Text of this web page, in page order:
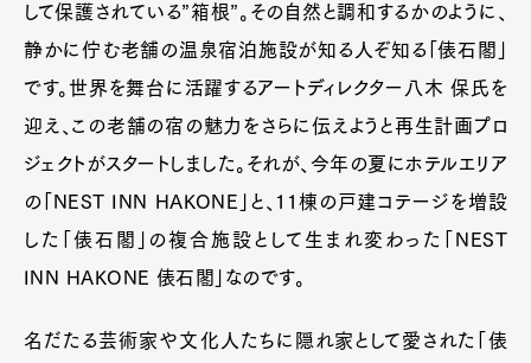
して保護されている”箱根”。その自然と調和するかのように、
静かに佇む老舗の温泉宿泊施設が知る人ぞ知る「俵石閣」
です。世界を舞台に活躍するアートディレクター八木 保氏を
迎え、この老舗の宿の魅力をさらに伝えようと再生計画プロ
ジェクトがスタートしました。それが、今年の夏にホテルエリア
の「NEST INN HAKONE」と、11棟の戸建コテージを増設
した「俵石閣」の複合施設として生まれ変わった「NEST
INN HAKONE 俵石閣」なのです。
名だたる芸術家や文化人たちに隠れ家として愛された「俵